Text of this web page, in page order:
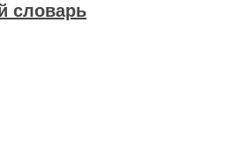
словарь